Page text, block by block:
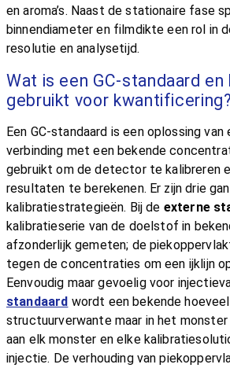
en aroma’s. Naast de stationaire fase
binnendiameter en filmdikte een rol in
resolutie en analysetijd.
Wat is een GC-standaard
gebruikt voor kwantificering?
Een GC-standaard is een oplossing van
verbinding met een bekende
gebruikt om de detector te kalibreren
resultaten te berekenen. Er zijn drie
kalibratiestrategieën. Bij de externe
kalibratieserie van de doelstof in
afzonderlijk gemeten; de
tegen de concentraties om een ijklijn
Eenvoudig maar gevoelig voor
standaard wordt een bekende
structuurverwante maar in het
aan elk monster en elke
injectie. De verhouding van